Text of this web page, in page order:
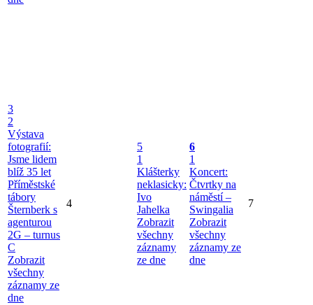
3
2
Výstava
fotografií:
Jsme lidem
blíž 35 let
Příměstské
tábory
Šternberk s
agenturou
2G – turnus
C
Zobrazit
všechny
záznamy ze
dne
4
5
1
Klášterky
neklasicky:
Ivo
Jahelka
Zobrazit
všechny
záznamy
ze dne
6
1
Koncert:
Čtvrtky na
náměstí –
Swingalia
Zobrazit
všechny
záznamy ze
dne
7